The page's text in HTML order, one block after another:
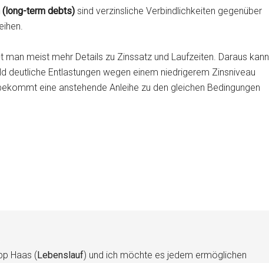
term debts) sind verzinsliche Verbindlichkeiten gegenüber
meist mehr Details zu Zinssatz und Laufzeiten. Daraus kann
deutliche Entlastungen wegen einem niedrigerem Zinsniveau
eine anstehende Anleihe zu den gleichen Bedingungen
Haas (Lebenslauf) und ich möchte es jedem ermöglichen